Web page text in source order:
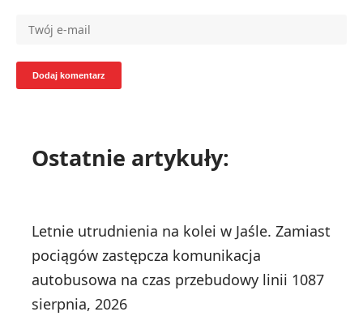
Ostatnie artykuły:
Letnie utrudnienia na kolei w Jaśle. Zamiast
pociągów zastępcza komunikacja
autobusowa na czas przebudowy linii 1087
sierpnia, 2026